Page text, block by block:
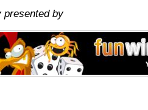
presented by